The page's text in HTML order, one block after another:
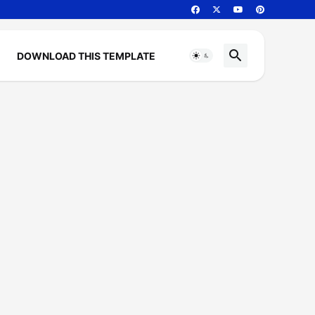
DOWNLOAD THIS TEMPLATE